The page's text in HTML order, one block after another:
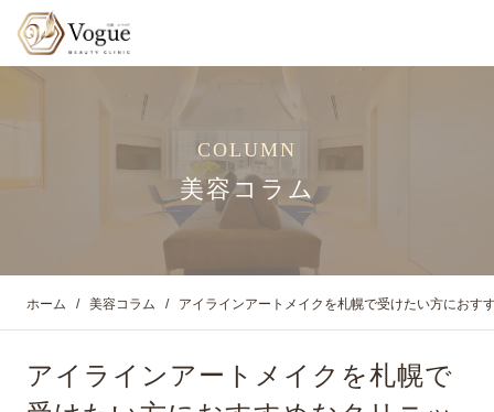
COLUMN
美容コラム
ホーム 美容コラム アイラインアートメイクを札幌で受けたい方におす
アイラインアートメイクを札幌で